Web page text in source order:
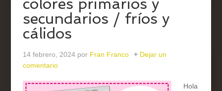
colores primarios y
secundarios / fríos y
cálidos
14 febrero, 2024 por Fran Franco
Dejar un
comentario
Hola